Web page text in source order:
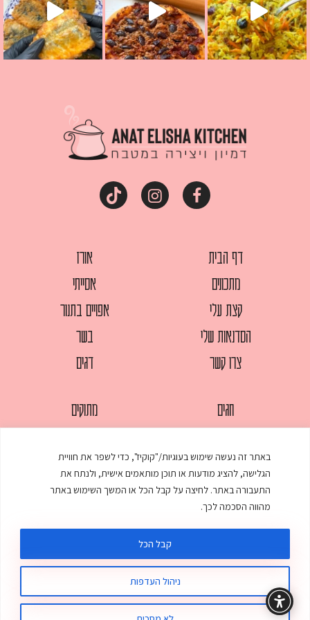
באתר זה נעשה שימוש בעוגיות/"קוקיז", כדי לשפר את חוויית
הגלישה, להציג מודעות או תוכן מותאמים אישית, ולנתח את
התעבורה באתר. לחיצה על קבל הכל או המשך השימוש באתר
מהווה הסכמה לכך.
ניהול העדפות
קבל הכל
דף הבית
מתכונים
קצת עלי
הסדנאות שלי
צרו קשר
אורז
אסייתי
אפויים בתנור
בשר
דגים
חגים
מאפים
ממולאים
מרקים
מתוקים
עוגות
עוף
© כל הזכויות שמורות לענת אלישע | עיצוב ובניית אתר
תקנון האתר מדיניות פרטיות